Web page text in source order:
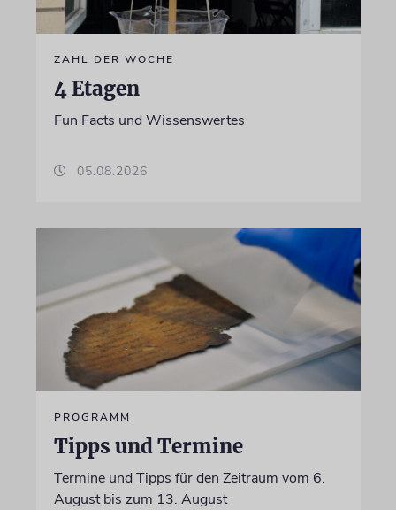
ZAHL DER WOCHE
4 Etagen
Fun Facts und Wissenswertes
05.08.2026
PROGRAMM
Tipps und Termine
Termine und Tipps für den Zeitraum vom 6.
August bis zum 13. August